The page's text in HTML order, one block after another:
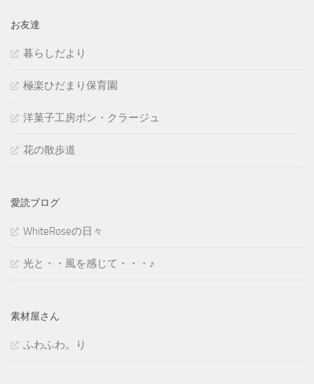
お友達
暮らしだより
極楽ひだまり保育園
洋菓子工房ボン・クラージュ
花の散歩道
愛読ブログ
WhiteRoseの日々
光と・・風を感じて・・・♪
素材屋さん
ふわふわ。り